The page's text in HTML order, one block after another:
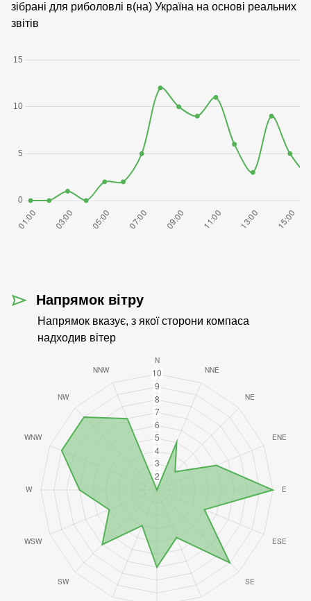
зібрані для риболовлі в(на) Україна на основі реальних
звітів
Напрямок вітру
Напрямок вказує, з якої сторони компаса
надходив вітер